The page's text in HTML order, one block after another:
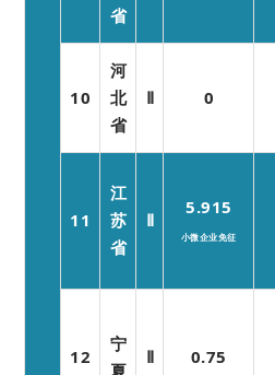
省
10
河
北
省
Ⅱ 0
11
江
苏
省
Ⅱ
5.915
小微企业免征
12
宁
夏
Ⅱ 0.75